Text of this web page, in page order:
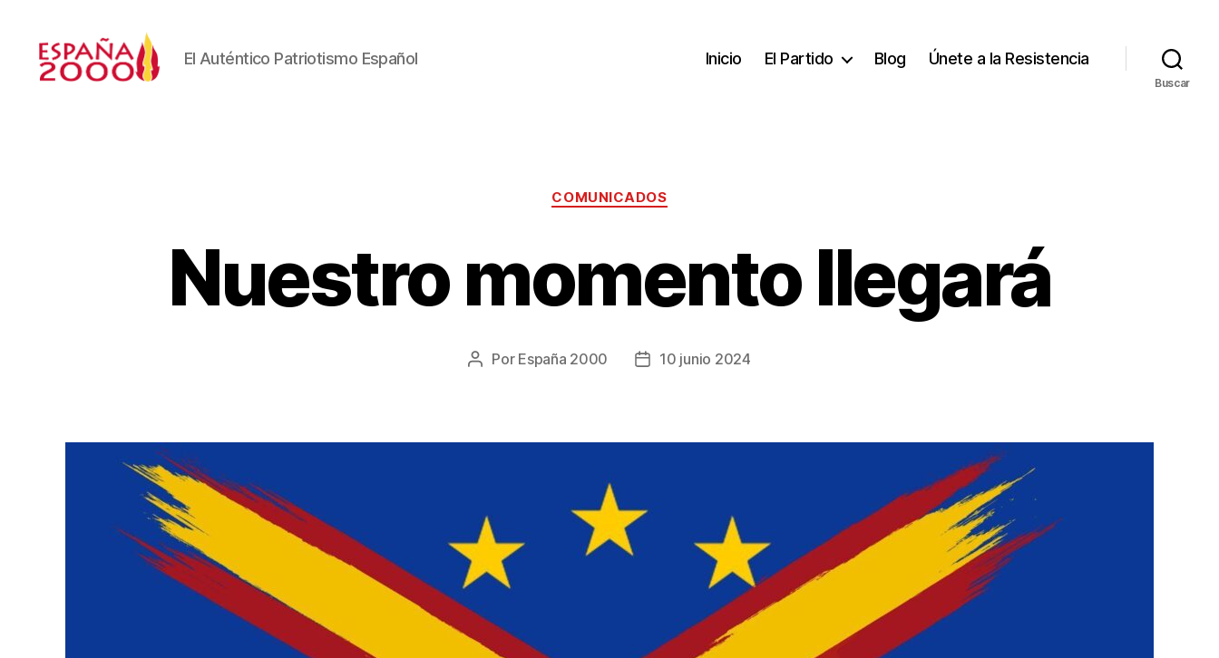
El Auténtico Patriotismo Español Inicio El Partido Blog Únete a la Resistencia
Buscar
COMUNICADOS
Nuestro momento llegará
Por España 2000 10 junio 2024